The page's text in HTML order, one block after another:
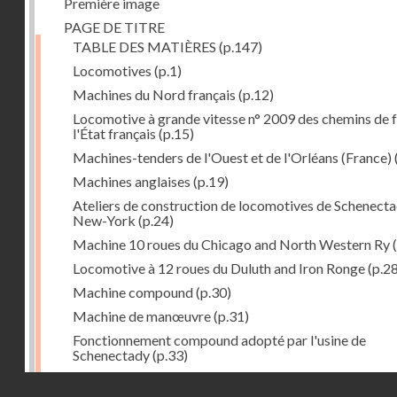
PAGE DE TITRE
TABLE DES MATIÈRES (p.147)
Locomotives (p.1)
Machines du Nord français (p.12)
Locomotive à grande vitesse n° 2009 des chemins de
l'État français (p.15)
Machines-tenders de l'Ouest et de l'Orléans (France)
Machines anglaises (p.19)
Ateliers de construction de locomotives de
New-York (p.24)
Machine 10 roues du Chicago and North Western Ry
Locomotive à 12 roues du Duluth and Iron Ronge
Machine compound(p.30)
Machine de manœuvre(p.31)
Fonctionnement compound adopté par l'usine de
Schenectady(p.33)